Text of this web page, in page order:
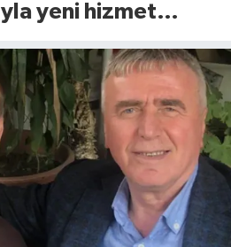
yeni hizmet